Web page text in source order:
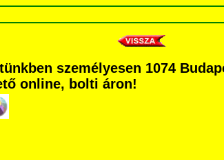
személyesen 1074
online, bolti áron!